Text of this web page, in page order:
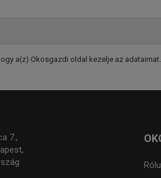
a(z) Okosgazdi oldal kezelje az
7.,